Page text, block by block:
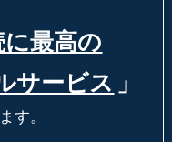
最高の
サービス 」
す。